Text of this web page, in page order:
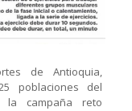
de Antioquia,
poblaciones del
la campaña reto